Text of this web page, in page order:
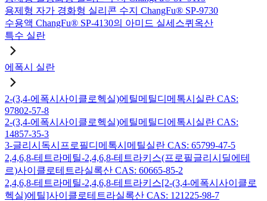
용제형 자가 경화형 실리콘 수지 ChangFu® SP-9730
수용액 ChangFu® SP-4130의 아미드 실세스퀴옥산
특수 실란
에폭시 실란
2-(3,4-에폭시사이클로헥실)에틸메틸디메톡시실란 CAS:
97802-57-8
2-(3,4-에폭시사이클로헥실)에틸메틸디에톡시실란 CAS:
14857-35-3
3-글리시독시프로필디메톡시메틸실란 CAS: 65799-47-5
2,4,6,8-테트라메틸-2,4,6,8-테트라키스(프로필글리시딜에테
르)사이클로테트라실록산 CAS: 60665-85-2
2,4,6,8-테트라메틸-2,4,6,8-테트라키스[2-(3,4-에폭시사이클로
헥실)에틸]사이클로테트라실록산 CAS: 121225-98-7